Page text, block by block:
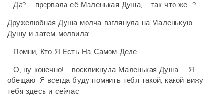
- Да? - прервала её Маленькая Душа, - так что же...?
Дружелюбная Душа молча взглянула на Маленькую
Душу и затем молвила:
- Помни, Кто Я Есть На Самом Деле.
- О, ну конечно! - воскликнула Маленькая Душа, - Я
обещаю! Я всегда буду помнить тебя такой, какой вижу
тебя здесь и сейчас.